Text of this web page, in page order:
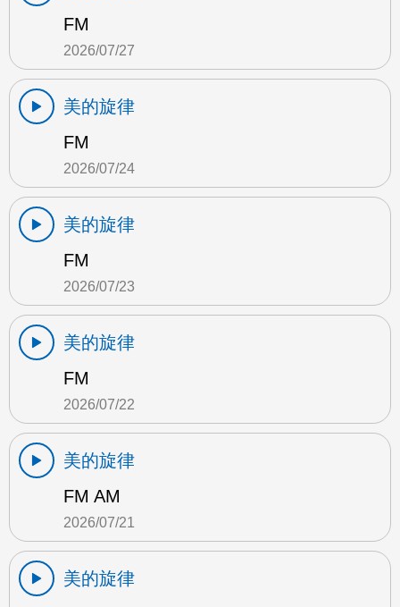
FM
2026/07/27
美的旋律
FM
2026/07/24
美的旋律
FM
2026/07/23
美的旋律
FM
2026/07/22
美的旋律
FM AM
2026/07/21
美的旋律